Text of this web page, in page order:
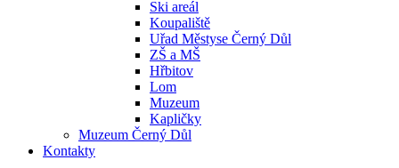
Ski areál
Koupaliště
Uřad Městyse Černý Důl
ZŠ a MŠ
Hřbitov
Lom
Muzeum
Kapličky
Muzeum Černý Důl
Kontakty